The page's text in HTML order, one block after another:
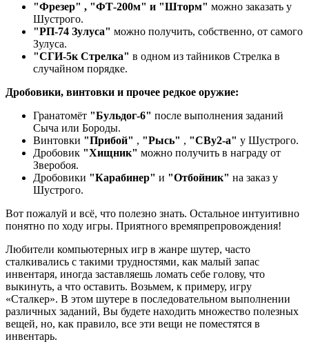
"Фрезер" , "ФТ-200м" и "Шторм" можно заказать у
Шустрого.
"РП-74 Зулуса" можно получить, собственно, от самого
Зулуса.
"СГИ-5к Стрелка" в одном из тайников Стрелка в
случайном порядке.
Дробовики, винтовки и прочее редкое оружие:
Гранатомёт "Бульдог-6" после выполнения заданий
Сыча или Бороды.
Винтовки "Прибой" , "Рысь" , "СВу2-а" у Шустрого.
Дробовик "Хищник" можно получить в награду от
Зверобоя.
Дробовики "Карабинер" и "Отбойник" на заказ у
Шустрого.
Вот пожалуй и всё, что полезно знать. Остальное интуитивно
понятно по ходу игры. Приятного времяпрепровождения!
Любители компьютерных игр в жанре шутер, часто
сталкивались с такими трудностями, как малый запас
инвентаря, иногда заставляешь ломать себе голову, что
выкинуть, а что оставить. Возьмем, к примеру, игру
«Сталкер». В этом шутере в последовательном выполнении
различных заданий, Вы будете находить множество полезных
вещей, но, как правило, все эти вещи не поместятся в
инвентарь.